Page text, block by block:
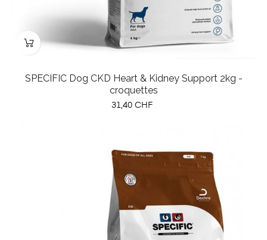
SPECIFIC Dog CKD Heart & Kidney Support 2kg -
croquettes
Prix
31,40 CHF